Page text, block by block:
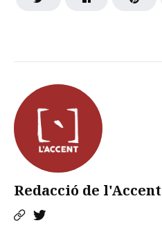
Redacció de l'Accent